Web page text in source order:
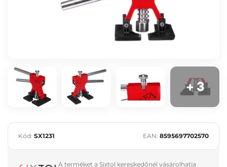
+ 3
Kód: SX1231 EAN: 8595697702570
A terméket a Sixtol kereskedőnél vásárolhatja